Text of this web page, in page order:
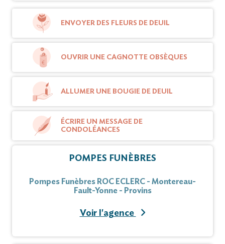
ENVOYER DES FLEURS DE DEUIL
OUVRIR UNE CAGNOTTE OBSÈQUES
ALLUMER UNE BOUGIE DE DEUIL
ÉCRIRE UN MESSAGE DE
CONDOLÉANCES
POMPES FUNÈBRES
Pompes Funèbres ROC ECLERC - Montereau-
Fault-Yonne - Provins
Voir l'agence